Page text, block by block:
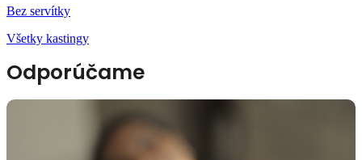
Bez servítky
Všetky kastingy
Odporúčame